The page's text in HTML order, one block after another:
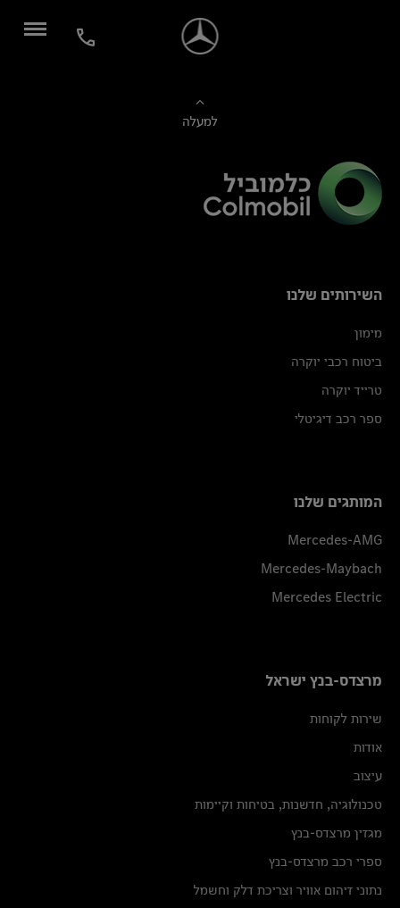
למעלה
השירותים שלנו
מימון
ביטוח רכבי יוקרה
טרייד יוקרה
ספר רכב דיגיטלי
המותגים שלנו
Mercedes-AMG
Mercedes-Maybach
Mercedes Electric
מרצדס-בנץ ישראל
שירות לקוחות
אודות
עיצוב
טכנולוגיה, חדשנות, בטיחות וקיימות
מגזין מרצדס-בנץ
ספרי רכב מרצדס-בנץ
נתוני זיהום אוויר וצריכת דלק וחשמל